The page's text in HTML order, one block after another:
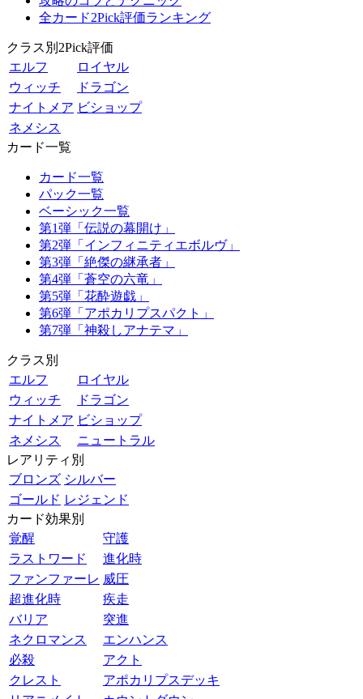
全カード2Pick評価ランキング
クラス別2Pick評価
エルフ
ロイヤル
ウィッチ
ドラゴン
ナイトメア ビショップ
ネメシス
カード一覧
カード一覧
パック一覧
ベーシック一覧
第1弾「伝説の幕開け」
第2弾「インフィニティエボルヴ」
第3弾「絶傑の継承者」
第4弾「蒼空の六竜」
第5弾「花酔遊戯」
第6弾「アポカリプスパクト」
第7弾「神殺しアナテマ」
クラス別
エルフ
ロイヤル
ウィッチ
ドラゴン
ナイトメア ビショップ
ネメシス
ニュートラル
レアリティ別
ブロンズ シルバー
ゴールド レジェンド
カード効果別
覚醒
守護
ラストワード
進化時
ファンファーレ 威圧
超進化時
疾走
バリア
突進
ネクロマンス
エンハンス
必殺
アクト
クレスト
アポカリプスデッキ